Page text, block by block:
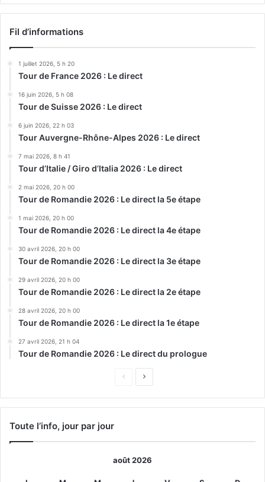
Fil d’informations
1 juillet 2026, 5 h 20
Tour de France 2026 : Le direct
16 juin 2026, 5 h 08
Tour de Suisse 2026 : Le direct
6 juin 2026, 22 h 03
Tour Auvergne-Rhône-Alpes 2026 : Le direct
7 mai 2026, 8 h 41
Tour d’Italie / Giro d’Italia 2026 : Le direct
2 mai 2026, 20 h 00
Tour de Romandie 2026 : Le direct la 5e étape
1 mai 2026, 20 h 00
Tour de Romandie 2026 : Le direct la 4e étape
30 avril 2026, 20 h 00
Tour de Romandie 2026 : Le direct la 3e étape
29 avril 2026, 20 h 00
Tour de Romandie 2026 : Le direct la 2e étape
28 avril 2026, 20 h 00
Tour de Romandie 2026 : Le direct la 1e étape
27 avril 2026, 21 h 04
Tour de Romandie 2026 : Le direct du prologue
Page
Page
Toute l’info, jour par jour
août 2026